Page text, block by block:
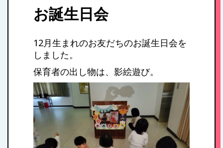
お誕生日会
12月生まれのお友だちのお誕生日会を
しました。
保育者の出し物は、影絵遊び。